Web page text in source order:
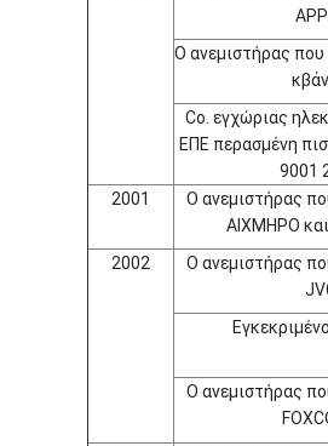
Ο ανεμιστήρας που
Co. εγχώριας
ΕΠΕ περασμένη
9001
2001
Ο ανεμιστήρας
ΑΙΧΜΗΡΟ
2002
Ο ανεμιστήρας
Ο ανεμιστήρας